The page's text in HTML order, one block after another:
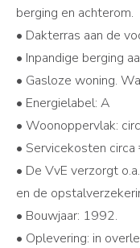
berging en achterom.
• Dakterras aan de
• Inpandige berging
• Gasloze woning.
• Energielabel: A
• Woonoppervlak:
• Servicekosten
• De VvE verzorgt
en de
• Bouwjaar: 1992.
• Oplevering: in